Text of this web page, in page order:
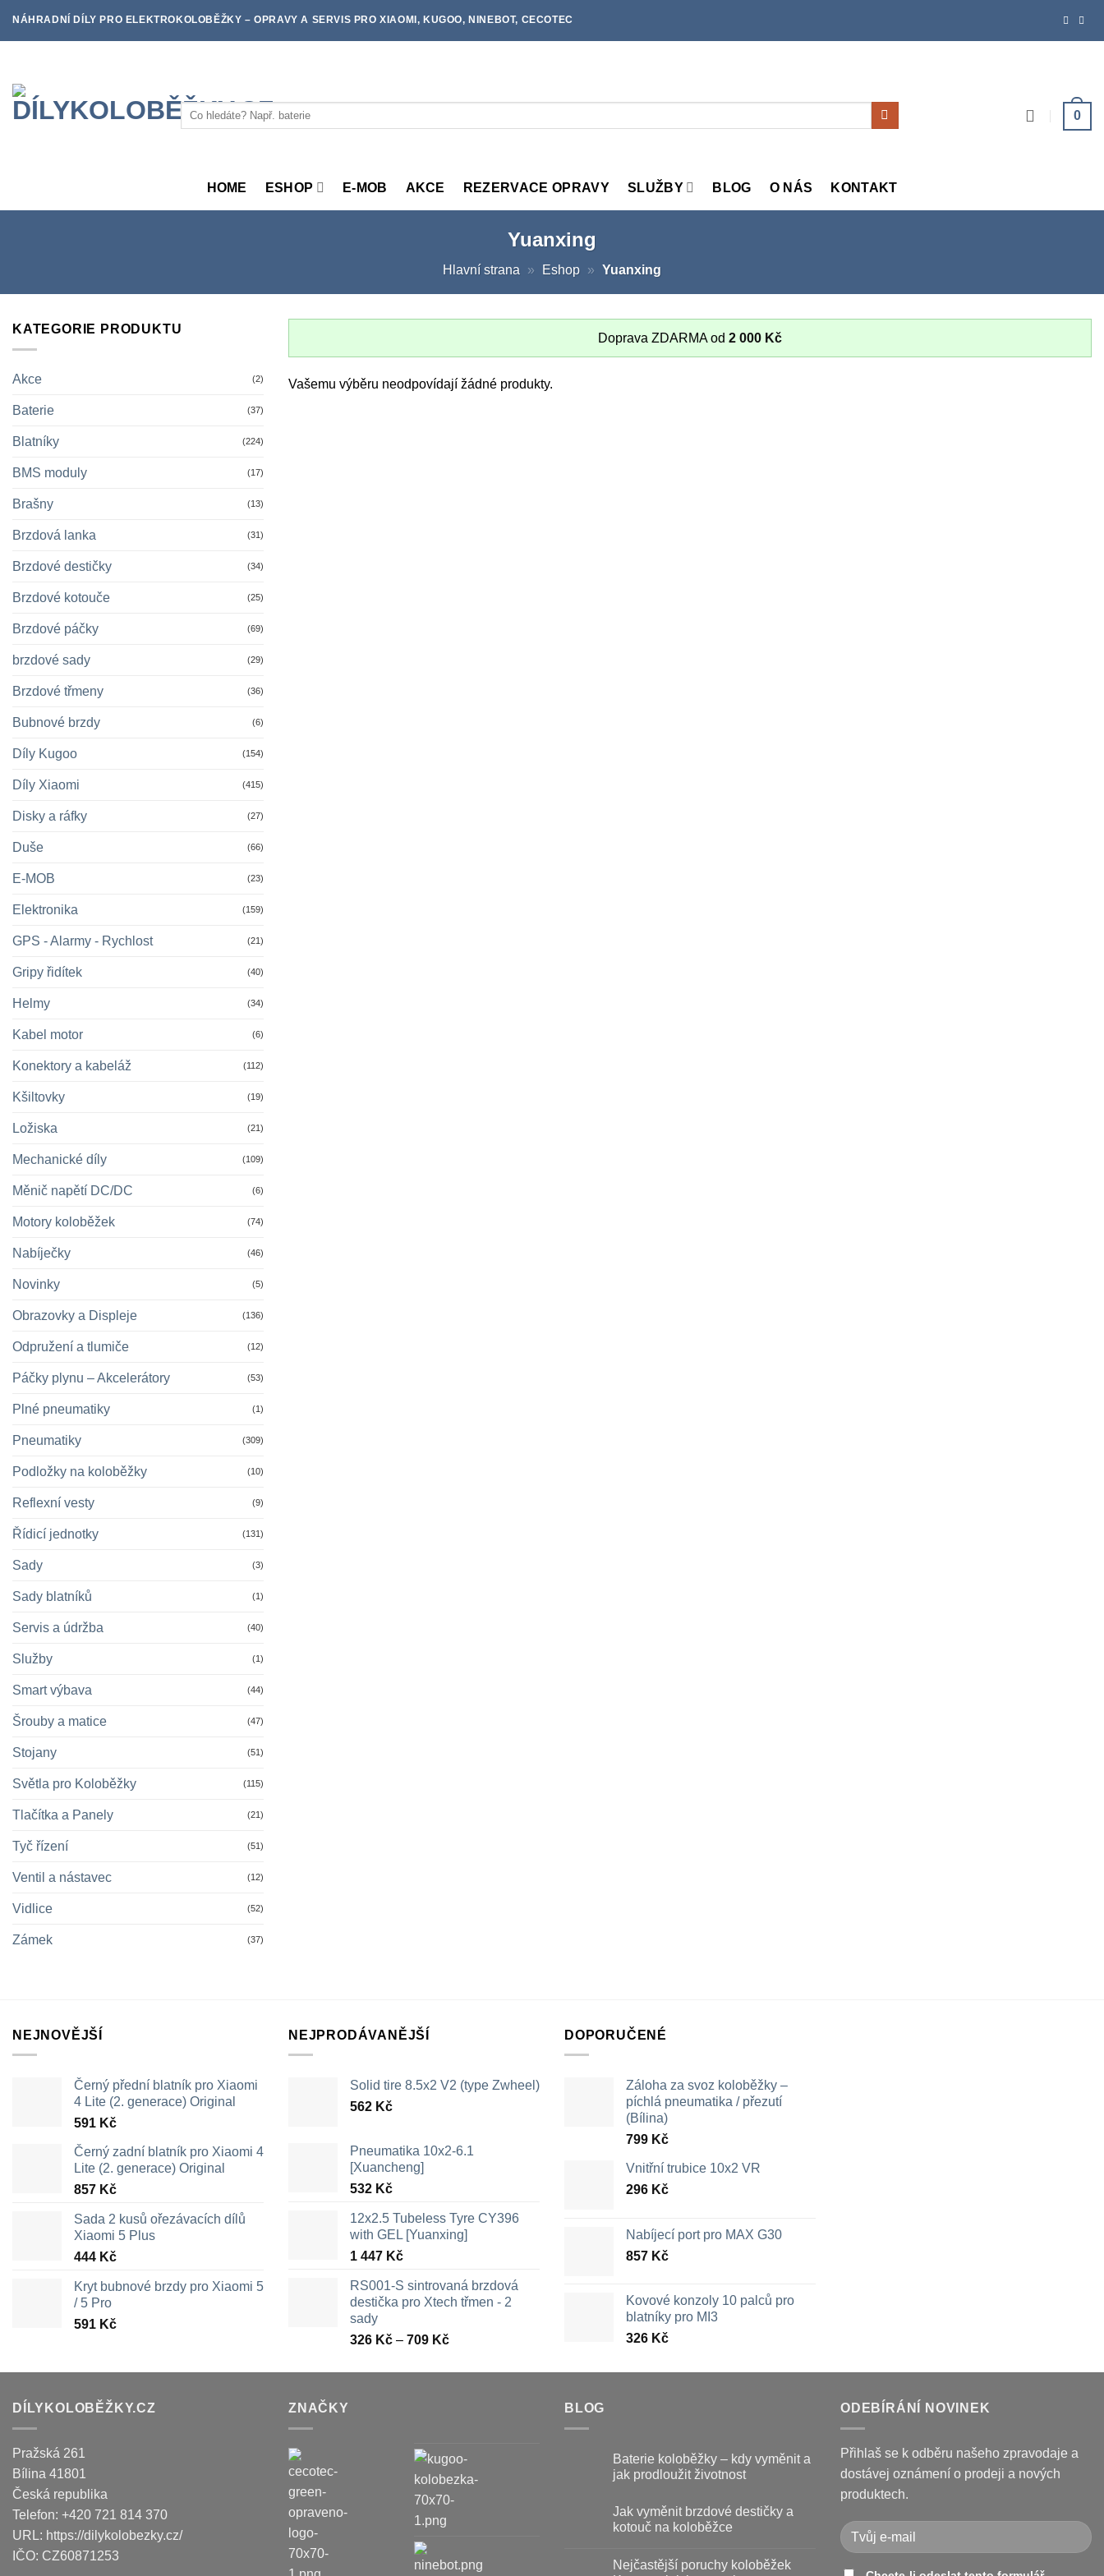
NÁHRADNÍ DÍLY PRO ELEKTROKOLOBĚŽKY – OPRAVY A SERVIS PRO XIAOMI, KUGOO, NINEBOT, CECOTEC
Hledat: 0
HOME ESHOP E-MOB AKCE REZERVACE OPRAVY SLUŽBY BLOG O NÁS KONTAKT
Yuanxing
Hlavní strana » Eshop » Yuanxing
KATEGORIE PRODUKTU
Akce (2)
Baterie (37)
Blatníky (224)
BMS moduly (17)
Brašny (13)
Brzdová lanka (31)
Brzdové destičky (34)
Brzdové kotouče (25)
Brzdové páčky (69)
brzdové sady (29)
Brzdové třmeny (36)
Bubnové brzdy (6)
Díly Kugoo (154)
Díly Xiaomi (415)
Disky a ráfky (27)
Duše (66)
E-MOB (23)
Elektronika (159)
GPS - Alarmy - Rychlost (21)
Gripy řidítek (40)
Helmy (34)
Kabel motor (6)
Konektory a kabeláž (112)
Kšiltovky (19)
Ložiska (21)
Mechanické díly (109)
Měnič napětí DC/DC (6)
Motory koloběžek (74)
Nabíječky (46)
Novinky (5)
Obrazovky a Displeje (136)
Odpružení a tlumiče (12)
Páčky plynu – Akcelerátory (53)
Plné pneumatiky (1)
Pneumatiky (309)
Podložky na koloběžky (10)
Reflexní vesty (9)
Řídicí jednotky (131)
Sady (3)
Sady blatníků (1)
Servis a údržba (40)
Služby (1)
Smart výbava (44)
Šrouby a matice (47)
Stojany (51)
Světla pro Koloběžky (115)
Tlačítka a Panely (21)
Tyč řízení (51)
Ventil a nástavec (12)
Vidlice (52)
Zámek (37)
Doprava ZDARMA od 2 000 Kč
Vašemu výběru neodpovídají žádné produkty.
NEJNOVĚJŠÍ
Černý přední blatník pro Xiaomi
4 Lite (2. generace) Original
591 Kč
Černý zadní blatník pro Xiaomi 4
Lite (2. generace) Original
857 Kč
Sada 2 kusů ořezávacích dílů
Xiaomi 5 Plus
444 Kč
Kryt bubnové brzdy pro Xiaomi 5
/ 5 Pro
591 Kč
NEJPRODÁVANĚJŠÍ
Solid tire 8.5x2 V2 (type Zwheel)
562 Kč
Pneumatika 10x2-6.1
[Xuancheng]
532 Kč
12x2.5 Tubeless Tyre CY396
with GEL [Yuanxing]
1 447 Kč
RS001-S sintrovaná brzdová
destička pro Xtech třmen - 2
sady
326 Kč – 709 KčRozpětí
326 Kč
DOPORUČENÉ
Záloha za svoz koloběžky –
píchlá pneumatika / přezutí
(Bílina)
799 Kč
Vnitřní trubice 10x2 VR
296 Kč
Nabíjecí port pro MAX G30
857 Kč
Kovové konzoly 10 palců pro
blatníky pro MI3
326 Kč
DÍLYKOLOBĚŽKY.CZ
Pražská 261
Bílina 41801
Česká republika
Telefon: +420 721 814 370
URL: https://dilykolobezky.cz/
IČO: CZ60871253
ZNAČKY BLOG
Baterie koloběžky – kdy vyměnit a
jak prodloužit životnost
u
textu
s
koloběžky
Jak vyměnit brzdové destičky a
kotouč na koloběžce
uNejčastější poruchy koloběžek
ODEBÍRÁNÍ NOVINEK
Přihlaš se k odběru našeho zpravodaje a
dostávej oznámení o prodeji a nových
produktech.